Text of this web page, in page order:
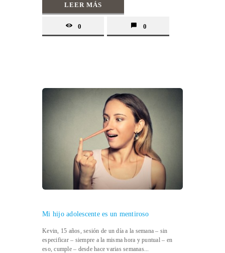
LEER MÁS
0 0
Mi hijo adolescente es un mentiroso
Kevin, 15 años, sesión de un día a la semana – sin
especificar – siempre a la misma hora y puntual – en
eso, cumple – desde hace varias semanas...